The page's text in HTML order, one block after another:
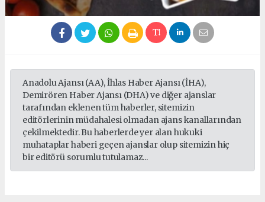
Anadolu Ajansı (AA), İhlas Haber Ajansı (İHA),
Demirören Haber Ajansı (DHA) ve diğer ajanslar
tarafından eklenen tüm haberler, sitemizin
editörlerinin müdahalesi olmadan ajans kanallarından
çekilmektedir. Bu haberlerde yer alan hukuki
muhataplar haberi geçen ajanslar olup sitemizin hiç
bir editörü sorumlu tutulamaz...